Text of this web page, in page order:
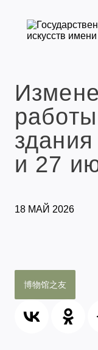
и 27
18 МАЙ 2026
博物馆之友